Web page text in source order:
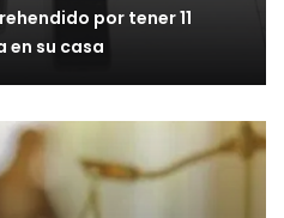
por tener 11
en su casa